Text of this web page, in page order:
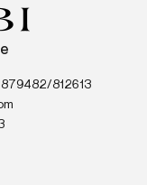
879482/812613